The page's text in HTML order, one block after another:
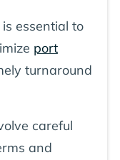
essential to
port
turnaround
careful
and